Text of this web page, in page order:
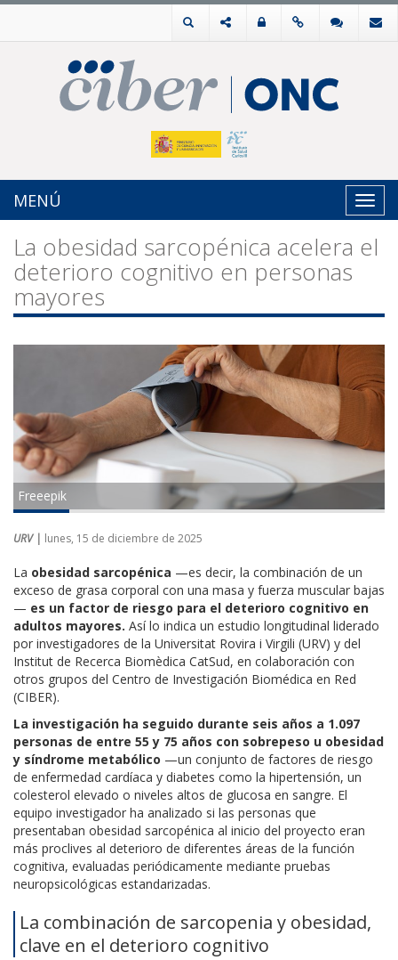
MENÚ
La obesidad sarcopénica acelera el
deterioro cognitivo en personas
mayores
Freeepik
URV | lunes, 15 de diciembre de 2025
La obesidad sarcopénica —es decir, la combinación de un
exceso de grasa corporal con una masa y fuerza muscular bajas
— es un factor de riesgo para el deterioro cognitivo en
adultos mayores. Así lo indica un estudio longitudinal liderado
por investigadores de la Universitat Rovira i Virgili (URV) y del
Institut de Recerca Biomèdica CatSud, en colaboración con
otros grupos del Centro de Investigación Biomédica en Red
(CIBER).
La investigación ha seguido durante seis años a 1.097
personas de entre 55 y 75 años con sobrepeso u obesidad
y síndrome metabólico —un conjunto de factores de riesgo
de enfermedad cardíaca y diabetes como la hipertensión, un
colesterol elevado o niveles altos de glucosa en sangre. El
equipo investigador ha analizado si las personas que
presentaban obesidad sarcopénica al inicio del proyecto eran
más proclives al deterioro de diferentes áreas de la función
cognitiva, evaluadas periódicamente mediante pruebas
neuropsicológicas estandarizadas.
La combinación de sarcopenia y obesidad,
clave en el deterioro cognitivo